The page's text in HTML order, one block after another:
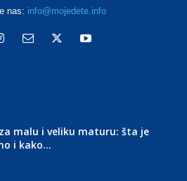
nas: info@mojedete.info
malu i veliku maturu: šta je
i kako...